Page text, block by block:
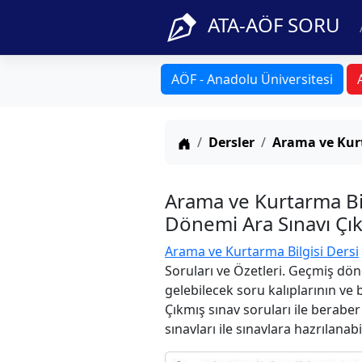
ATA-AÖF SORU
AÖF - Anadolu Üniversitesi
Anasayfa
Dersler Arama ve
Arama ve Kurtarma
Dönemi Ara Sınavı
Arama ve Kurtarma Bilgisi Dersi
Soruları ve Özetleri. Geçmiş
gelebilecek soru kalıplarının
Çıkmış sınav soruları ile
sınavları ile sınavlara